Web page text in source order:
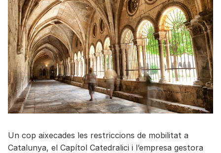
Un cop aixecades les restriccions de mobilitat a
Catalunya, el Capítol Catedralici i l’empresa gestora